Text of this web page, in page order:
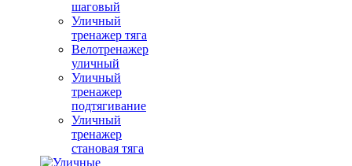
шаговый
Уличный
тренажер тяга
Велотренажер
уличный
Уличный
тренажер
подтягивание
Уличный
тренажер
становая тяга